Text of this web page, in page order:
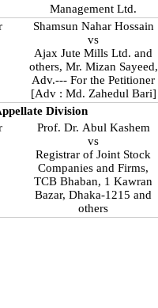
Management Ltd.
Shamsun Nahar Hossain
vs
Ajax Jute Mills Ltd. and
others, Mr. Mizan Sayeed,
Adv.--- For the Petitioner
[Adv : Md. Zahedul Bari]
Division
Prof. Dr. Abul Kashem
vs
Registrar of Joint Stock
Companies and Firms,
TCB Bhaban, 1 Kawran
Bazar, Dhaka-1215 and
others